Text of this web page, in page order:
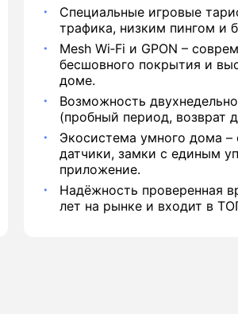
Специальные игровые
трафика, низким пингом и
Mesh Wi‑Fi и GPON –
бесшовного покрытия и
доме.
Возможность
(пробный период, возврат
Экосистема умного дома
датчики, замки с единым
приложение.
Надёжность проверенная
лет на рынке и входит в